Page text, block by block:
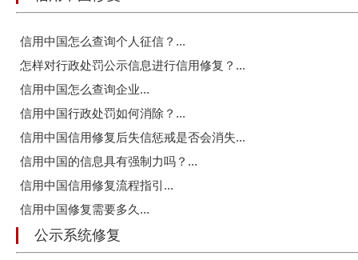
信用中国怎么查询个人征信？...
怎样对行政处罚公示信息进行信用修复？...
信用中国怎么查询企业...
信用中国行政处罚如何消除？...
信用中国信用修复后失信惩戒是否会消失...
信用中国的信息具有强制力吗？...
信用中国信用修复流程指引...
信用中国修复需要多久...
公示系统修复